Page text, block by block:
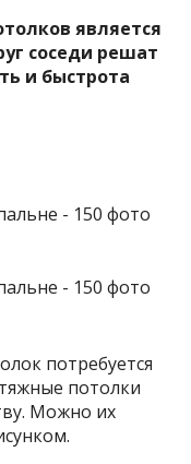
является
соседи решат
и быстрота
потребуется
потолки
Можно их